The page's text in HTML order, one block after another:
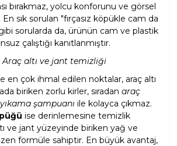
bırakmaz, yolcu konforunu ve görsel
sık sorulan "fırçasız köpükle cam da
sorularda da, ürünün cam ve plastik
çalıştığı kanıtlanmıştır.
Araç altı ve jant temizliği
en çok ihmal edilen noktalar, araç altı
biriken zorlu kirler, sıradan araç
yıkama şampuanı ile kolayca çıkmaz.
ise derinlemesine temizlik
ve jant yüzeyinde biriken yağ ve
formüle sahiptir. En büyük avantaj,